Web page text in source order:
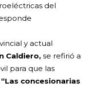
del
y actual
Caldiero, se refirió a
para que las
“Las concesionarias